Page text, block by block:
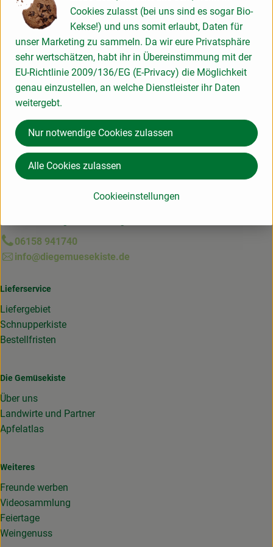
Produktinformationen
Produktdatenblatt
Herkunft
06158 941740
info@diegemuesekiste.de
Lieferservice
Liefergebiet
Schnupperkiste
Bestellfristen
Die Gemüsekiste
Über uns
Landwirte und Partner
Apfelatlas
Weiteres
Freunde werben
Videosammlung
Feiertage
Weingenuss
Cookies zulasst (bei uns sind es sogar Bio-
Kekse!) und uns somit erlaubt, Daten für
unser Marketing zu sammeln. Da wir eure Privatsphäre
sehr wertschätzen, habt ihr in Übereinstimmung mit der
EU-Richtlinie 2009/136/EG (E-Privacy) die Möglichkeit
genau einzustellen, an welche Dienstleister ihr Daten
weitergebt.
Cookieeinstellungen
Nur notwendige Cookies zulassen
Alle Cookies zulassen